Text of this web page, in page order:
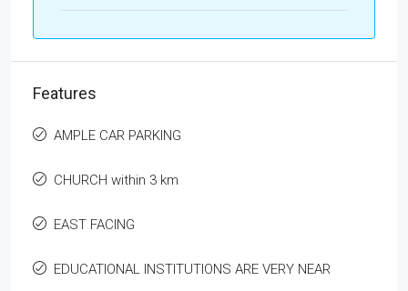
Features
AMPLE CAR PARKING
CHURCH within 3 km
EAST FACING
EDUCATIONAL INSTITUTIONS ARE VERY NEAR